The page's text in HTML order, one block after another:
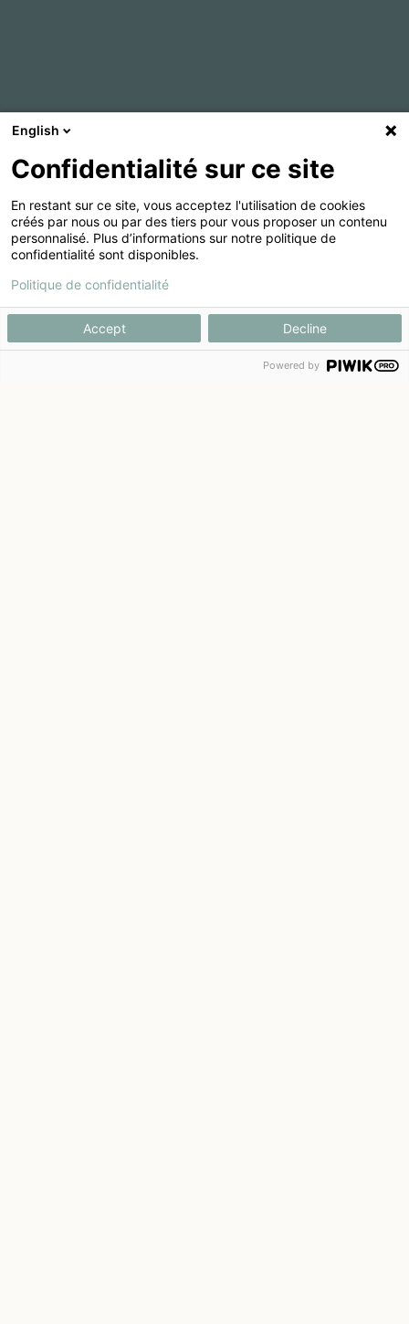
English
Confidentialité sur ce site
En restant sur ce site, vous acceptez l'utilisation de cookies
créés par nous ou par des tiers pour vous proposer un contenu
personnalisé. Plus d’informations sur notre politique de
confidentialité sont disponibles.
Politique de confidentialité
Accept Decline
Powered by